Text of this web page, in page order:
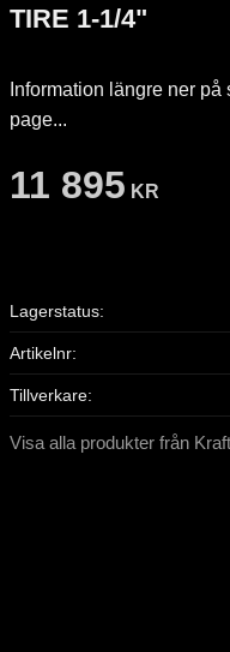
TIRE 1-1/4"
Information längre ner
page...
11 895 KR
Lagerstatus
Artikelnr
Tillverkare
Visa alla produkter från